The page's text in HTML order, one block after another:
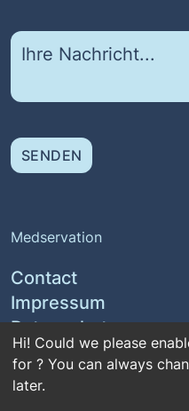
SENDEN
Medservation
Contact
Impressum
Datenschutz
Social
Hi! Could we please
for ? You can always
later.